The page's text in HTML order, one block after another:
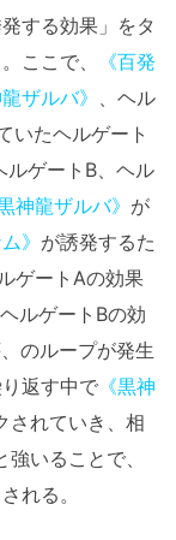
する効果」をタ
ここで、
《百発
龍ザルバ》 、ヘル
いたヘルゲート
ルゲートB、ヘル
黒神龍ザルバ》 が
》 が誘発するた
ゲートAの効果
ルゲートBの効
のループが発生
返す中で 《黒神
されていき、相
いることで、
れる。